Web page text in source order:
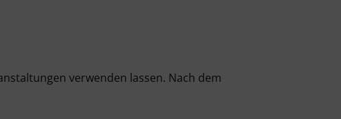
verwenden lassen. Nach dem